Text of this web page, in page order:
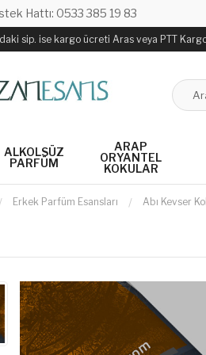
Hattı: 0533 385 19 83
ise kargo ücreti Aras veya PTT Kargo
ALKOLSÜZ
PARFÜM
ARAP
ORYANTEL
KOKULAR
Erkek Parfüm Esansları Abı Kevser